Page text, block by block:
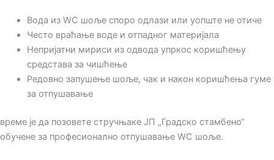
Вода из WC шоље споро одлази или уопште не отиче
Често враћање воде и отпадног материјала
Непријатни мириси из одвода упркос коришћењу
средстава за чишћење
Редовно запушење шоље, чак и након коришћења гуме
за отпушавање
време је да позовете стручњаке ЈП „Градско стамбено“
обучене за професионално отпушавање WC шоље.